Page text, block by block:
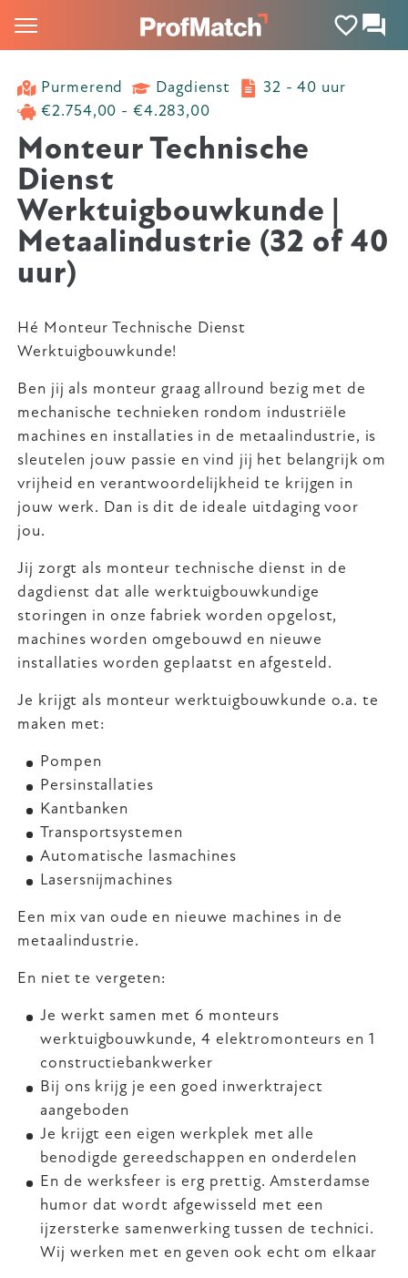
Purmerend Dagdienst
32 - 40 uur
€2.754,00 - €4.283,00
Monteur Technische
Dienst
Werktuigbouwkunde |
Metaalindustrie (32 of 40
uur)
Hé Monteur Technische Dienst
Werktuigbouwkunde!
Ben jij als monteur graag allround bezig met de
mechanische technieken rondom industriële
machines en installaties in de metaalindustrie, is
sleutelen jouw passie en vind jij het belangrijk om
vrijheid en verantwoordelijkheid te krijgen in
jouw werk. Dan is dit de ideale uitdaging voor
jou.
Jij zorgt als monteur technische dienst in de
dagdienst dat alle werktuigbouwkundige
storingen in onze fabriek worden opgelost,
machines worden omgebouwd en nieuwe
installaties worden geplaatst en afgesteld.
Je krijgt als monteur werktuigbouwkunde o.a. te
maken met:
Pompen
Persinstallaties
Kantbanken
Transportsystemen
Automatische lasmachines
Lasersnijmachines
Een mix van oude en nieuwe machines in de
metaalindustrie.
En niet te vergeten:
Je werkt samen met 6 monteurs
werktuigbouwkunde, 4 elektromonteurs en 1
constructiebankwerker
Bij ons krijg je een goed inwerktraject
aangeboden
Je krijgt een eigen werkplek met alle
benodigde gereedschappen en onderdelen
En de werksfeer is erg prettig. Amsterdamse
humor dat wordt afgewisseld met een
ijzersterke samenwerking tussen de technici.
Wij werken met en geven ook echt om elkaar